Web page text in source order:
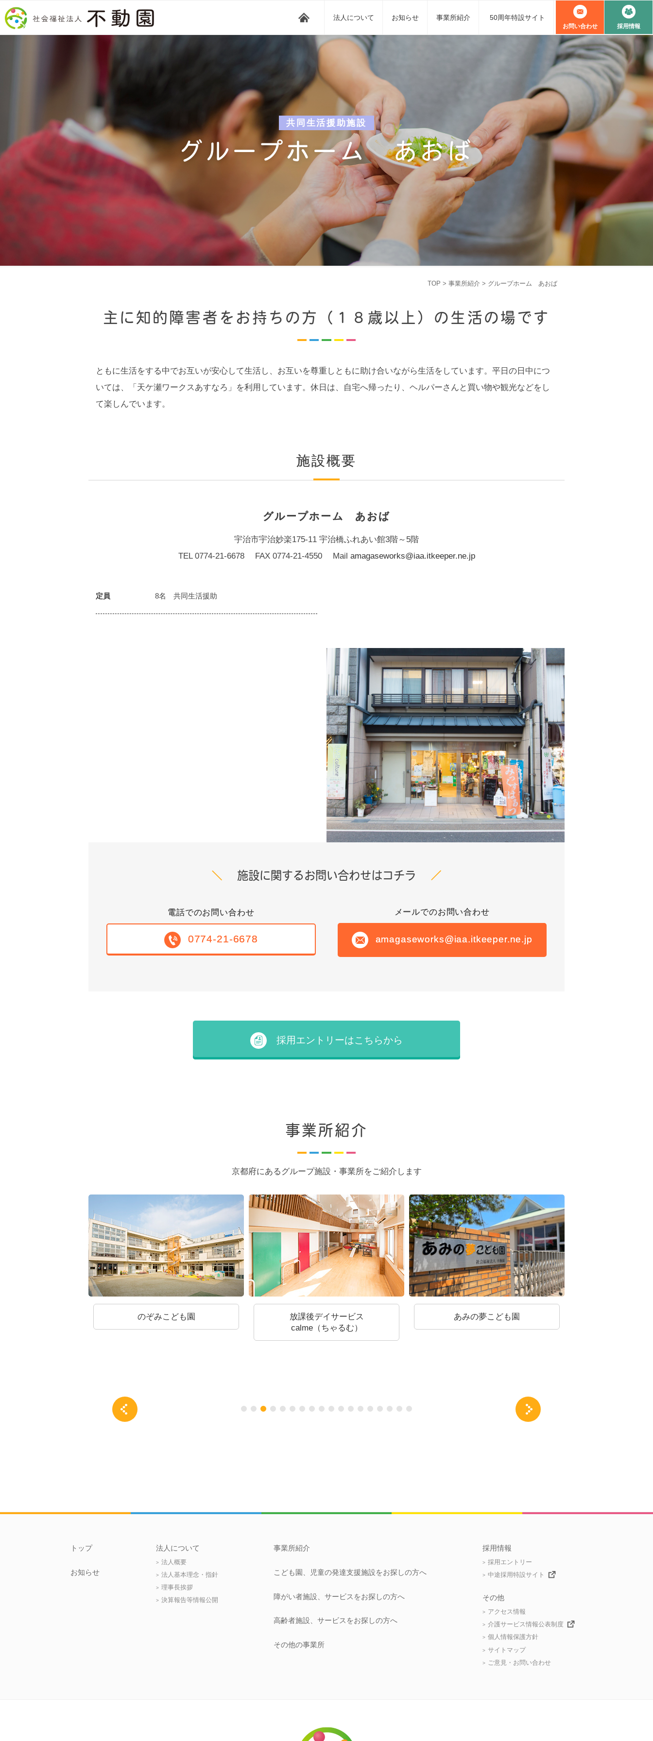
コンテンツへスキップ
共同生活援助施設
グループホーム あおば
法人について お知らせ 事業所紹介 50周年特設サイト
お問い合わせ 採用情報
TOP > 事業所紹介 > グループホーム あおば
主に知的障害者をお持ちの方（１８歳以上）の生活の場です
ともに生活をする中でお互いが安心して生活し、お互いを尊重しともに助け合いながら生活をしています。平日の日中につ
いては、「天ケ瀬ワークスあすなろ」を利用しています。休日は、自宅へ帰ったり、ヘルパーさんと買い物や観光などをし
て楽しんでいます。
施設概要
グループホーム あおば
宇治市宇治妙楽175-11 宇治橋ふれあい館3階～5階
TEL 0774-21-6678
FAX 0774-21-4550 Mail amagaseworks@iaa.itkeeper.ne.jp
定員 8名 共同生活援助
施設に関するお問い合わせはコチラ
電話でのお問い合わせ
0774-21-6678
メールでのお問い合わせ
amagaseworks@iaa.itkeeper.ne.jp
採用エントリーはこちらから
事業所紹介
京都府にあるグループ施設・事業所をご紹介します
放課後デイサービス
calme（ちゃるむ）
あみの夢こども園 こうりゅう虹こども園
トップ
お知らせ
法人について
法人概要
法人基本理念・指針
理事長挨拶
決算報告等情報公開
事業所紹介
こども園、児童の発達支援施設をお探しの方へ
障がい者施設、サービス をお探しの方へ
高齢者施設、サービス をお探しの方へ
その他の事業所
採用情報
採用エントリー
中途採用特設サイト
その他
アクセス情報
介護サービス情報公表制度
個人情報保護方針
サイトマップ
ご意見・お問い合わせ